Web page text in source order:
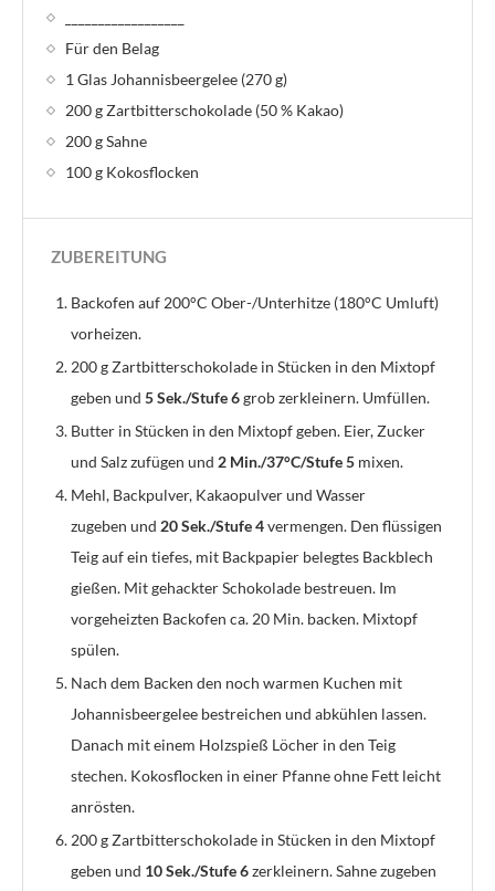
Für den Belag
1 Glas Johannisbeergelee (270 g)
200 g Zartbitterschokolade (50 % Kakao)
200 g Sahne
100 g Kokosflocken
ZUBEREITUNG
Backofen auf 200°C Ober-/Unterhitze (180°C Umluft)
vorheizen.
200 g Zartbitterschokolade in Stücken in den Mixtopf
geben und 5 Sek./Stufe 6grob zerkleinern. Umfüllen.
Butter in Stücken in den Mixtopf geben. Eier, Zucker
und Salz zufügen und 2 Min./37°C/Stufe 5 mixen.
Mehl, Backpulver, Kakaopulver und Wasser
zugeben und 20 Sek./Stufe 4vermengen. Den flüssigen
Teig auf ein tiefes, mit Backpapier belegtes Backblech
gießen. Mit gehackter Schokolade bestreuen. Im
vorgeheizten Backofen ca. 20 Min. backen. Mixtopf
spülen.
Nach dem Backen den noch warmen Kuchen mit
Johannisbeergelee bestreichen und abkühlen lassen.
Danach mit einem Holzspieß Löcher in den Teig
stechen. Kokosflocken in einer Pfanne ohne Fett leicht
anrösten.
200 g Zartbitterschokolade in Stücken in den Mixtopf
geben und 10Sek./Stufe 6zerkleinern. Sahne zugeben